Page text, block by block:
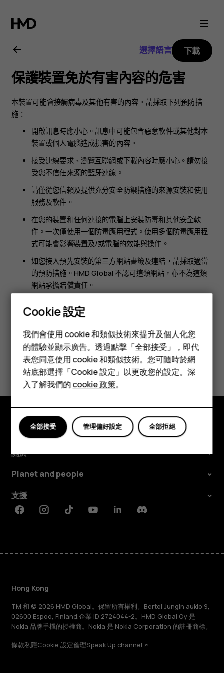
Nokia
5.3
用
戶
指
南
智慧型手機
功能型手機
配件
平板電腦
選擇語言 下載
保護裝置免於有害內容的危害
本裝置可能會接觸病毒及其他有害的內容。請採取下列預防措
施：
開啟訊息時應小心。訊息中可能包含惡意軟件或其他對本
裝置或個人電腦造成損害的內容。
接受連線要求、瀏覽互聯網或下載內容時應小心。請勿接
受您不信任來源的藍牙連線。
請僅從您信賴及提供充分安全防禦措施的來源安裝和使用
服務及軟件。
在您的裝置和任何連接的電腦上安裝防毒和其他安全軟
件。一次僅使用一個防毒應用程式。使用多個防毒應用程
式可能會影響裝置及/或電腦的效能與操作。
如您接入預先安裝的第三方網站書籤及連結，請採取適當
的預防措施。HMD Global 不認可這類網站，亦不為這類
網站承擔賠償責任。
您認為這有幫助嗎？
是 否
探索
關於
Planet and people
支援
FacebookInstagramTiktokYoutubeLinkedinDiscord
Hong Kong
TM 和 © 2026 HMD Global。保留所有權利。Bertel Jungin aukio 9,
02600 Espoo, Finland.企業 ID 2724044-2。HMD Global Oy 是
Nokia 品牌手機的授權商。Nokia 是 Nokia Corporation 的註冊商標。
條款私隱Cookie 設定倫理Speak Up channel
Cookie 設定
我們會使用 cookie 和類似技術來提升及個人化您
的體驗並顯示廣告。透過點擊「全部接受」，即代
表您同意使用 cookie 和類似技術。您可隨時於網
站底部選擇「Cookie 設定」以更改您的設定。深
入了解我們的cookie 政策。
全部拒絕
管理偏好設定
全部接受